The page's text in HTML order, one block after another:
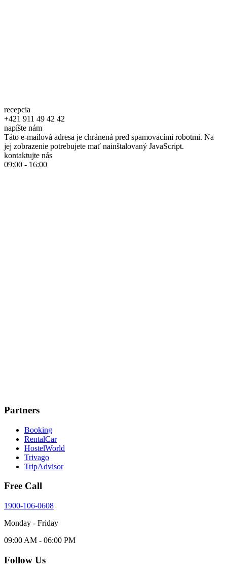
recepcia
+421 911 49 42 42
napíšte nám
Táto e-mailová adresa je chránená pred spamovacími robotmi. Na
jej zobrazenie potrebujete mať nainštalovaný JavaScript.
kontaktujte nás
09:00 - 16:00
Partners
Booking
RentalCar
HostelWorld
Trivago
TripAdvisor
Free Call
1900-106-0608
Monday - Friday
09:00 AM - 06:00 PM
Follow Us